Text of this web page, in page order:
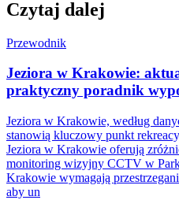
Czytaj dalej
Przewodnik
Jeziora w Krakowie:
praktyczny poradnik
Jeziora w Krakowie, według
stanowią kluczowy punkt
Jeziora w Krakowie oferują
monitoring wizyjny CCTV w
Krakowie wymagają
aby un